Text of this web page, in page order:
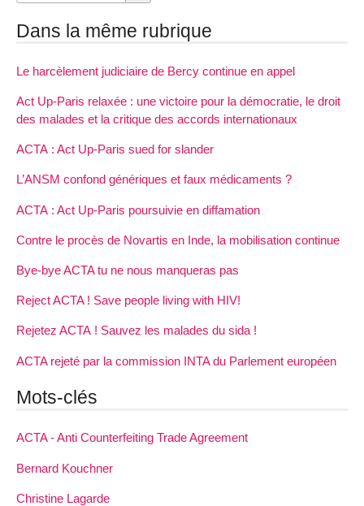
Dans la même rubrique
Le harcèlement judiciaire de Bercy continue en appel
Act Up-Paris relaxée : une victoire pour la démocratie, le droit
des malades et la critique des accords internationaux
ACTA : Act Up-Paris sued for slander
L’ANSM confond génériques et faux médicaments ?
ACTA : Act Up-Paris poursuivie en diffamation
Contre le procès de Novartis en Inde, la mobilisation continue
Bye-bye ACTA tu ne nous manqueras pas
Reject ACTA ! Save people living with HIV!
Rejetez ACTA ! Sauvez les malades du sida !
ACTA rejeté par la commission INTA du Parlement européen
Mots-clés
ACTA - Anti Counterfeiting Trade Agreement
Bernard Kouchner
Christine Lagarde